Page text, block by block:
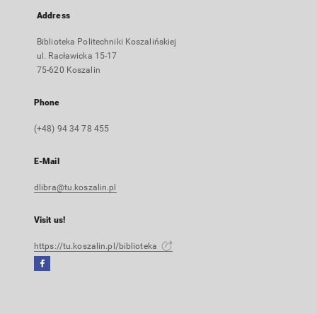
Address
Biblioteka Politechniki Koszalińskiej
ul. Racławicka 15-17
75-620 Koszalin
Phone
(+48) 94 34 78 455
E-Mail
dlibra@tu.koszalin.pl
Visit us!
https://tu.koszalin.pl/biblioteka
Facebook